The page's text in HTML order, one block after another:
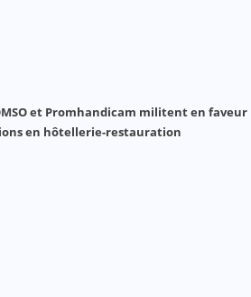
et Promhandicam militent en faveur
en hôtellerie-restauration